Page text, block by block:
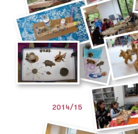
2014/15